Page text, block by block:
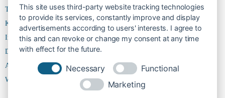
This site uses third-party website tracking technologies
to provide its services, constantly improve and display
advertisements according to users' interests. I agree to
this and can revoke or change my consent at any time
with effect for the future.
Necessary
Functional
Marketing
Team
Kontakt
Impressum
Datenschutz
AGBs
Widerruf